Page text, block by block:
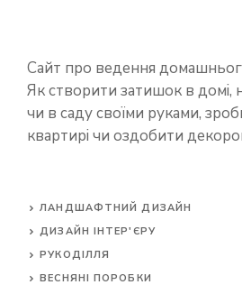
Сайт про ведення
Як створити затишок в домі,
чи в саду своїми руками,
квартирі чи оздобити
ЛАНДШАФТНИЙ ДИЗАЙН
ДИЗАЙН ІНТЕР'ЄРУ
РУКОДІЛЛЯ
ВЕСНЯНІ ПОРОБКИ